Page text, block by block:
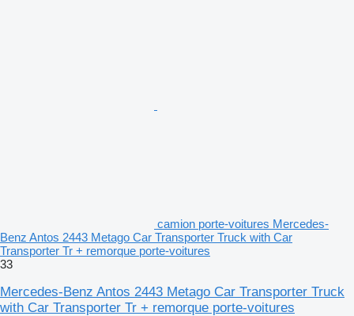
camion porte-voitures Mercedes-
Benz Antos 2443 Metago Car Transporter Truck with Car
Transporter Tr + remorque porte-voitures
33
Mercedes-Benz Antos 2443 Metago Car Transporter Truck
with Car Transporter Tr + remorque porte-voitures